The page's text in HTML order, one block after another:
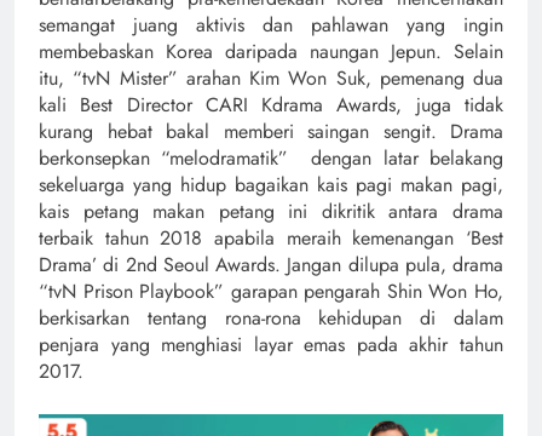
semangat juang aktivis dan pahlawan yang ingin
membebaskan Korea daripada naungan Jepun. Selain
itu, “tvN Mister” arahan Kim Won Suk, pemenang dua
kali Best Director CARI Kdrama Awards, juga tidak
kurang hebat bakal memberi saingan sengit. Drama
berkonsepkan “melodramatik” dengan latar belakang
sekeluarga yang hidup bagaikan kais pagi makan pagi,
kais petang makan petang ini dikritik antara drama
terbaik tahun 2018 apabila meraih kemenangan ‘Best
Drama’ di 2nd Seoul Awards. Jangan dilupa pula, drama
“tvN Prison Playbook” garapan pengarah Shin Won Ho,
berkisarkan tentang rona-rona kehidupan di dalam
penjara yang menghiasi layar emas pada akhir tahun
2017.